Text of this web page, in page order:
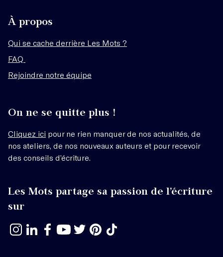
À propos
Qui se cache derrière Les Mots ?
FAQ
Rejoindre notre équipe
On ne se quitte plus !
Cliquez ici pour ne rien manquer de nos actualités, de
nos ateliers, de nos nouveaux auteurs et pour recevoir
des conseils d’écriture.
Les Mots partage sa passion de l’écriture
sur